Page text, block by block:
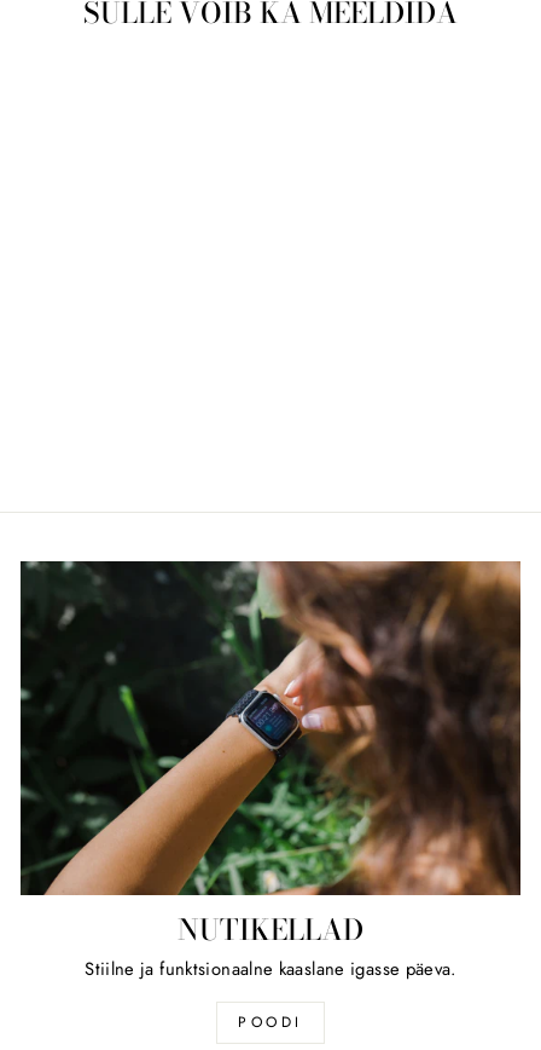
SULLE VÕIB KA MEELDIDA
NUTIKELLAD
Stiilne ja funktsionaalne kaaslane igasse päeva.
POODI